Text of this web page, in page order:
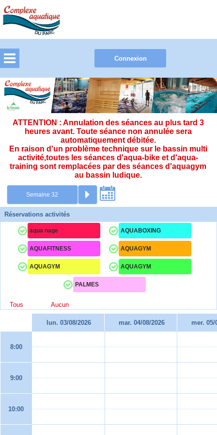
ATTENTION : Annulation des séances au plus tard 3
heures avant. Toute séance non annulée sera
automatiquement débitée.
En raison d'un problème technique sur le bassin multi
activité,toutes les séances d'aqua-bike et d'aqua-
training sont remplacées par des séances d'aquagym
au bassin ludique.
Réservations activités
aqua nage AQUABOXING
AQUAFITNESS AQUAGYM
AQUAGYM AQUAGYM
PALMES
Tous Aucun
lun. 03/08/2026 mar. 04/08/2026 mer. 05/
8:00
9:00
10:00